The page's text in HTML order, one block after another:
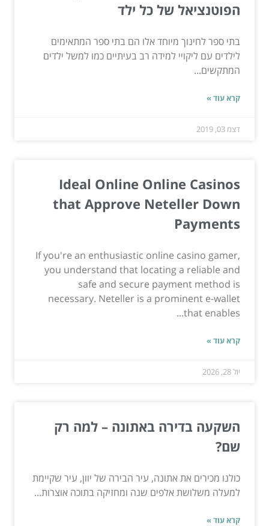
הפוטנציאל של כל ילד
בתי ספר לחינוך מיוחד אלו הם בתי ספר המתאימים
לילדים עם ליקויי למידה רב בעיתיים כמו למשל ילדים
המתקשים...
קרא עוד »
דצמ 03, 2019
Ideal Online Online Casinos
that Approve Neteller Down
Payments
If you're an enthusiastic online casino gamer,
you understand that locating a reliable and
safe and secure payment method is
necessary. Neteller is a prominent e-wallet
that enables...
קרא עוד »
יול 28, 2026
השקעה בדירה באתונה – למה רק
שם?
כולנו מכירים את אתונה, עיר הבירה של יוון, עיר שקיימת
למעלה משלושת אלפים שנה ומחזיקה בתוכה אוצרות...
קרא עוד »